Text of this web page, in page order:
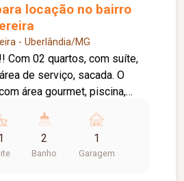
locação no bairro
- Uberlândia/MG
Com 02 quartos, com suíte,
de serviço, sacada. O
área gourmet, piscina,
2
Banho
1
Garagem